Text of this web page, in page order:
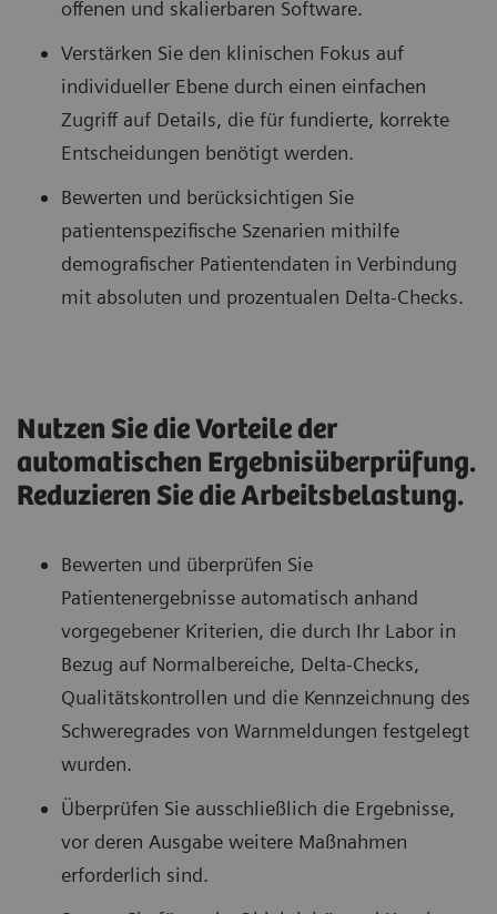
offenen und skalierbaren Software.
Verstärken Sie den klinischen Fokus auf
individueller Ebene durch einen einfachen
Zugriff auf Details, die für fundierte, korrekte
Entscheidungen benötigt werden.
Bewerten und berücksichtigen Sie
patientenspezifische Szenarien mithilfe
demografischer Patientendaten in Verbindung
mit absoluten und prozentualen Delta-Checks.
Nutzen Sie die Vorteile der
automatischen Ergebnisüberprüfung.
Reduzieren Sie die Arbeitsbelastung.
Bewerten und überprüfen Sie
Patientenergebnisse automatisch anhand
vorgegebener Kriterien, die durch Ihr Labor in
Bezug auf Normalbereiche, Delta-Checks,
Qualitätskontrollen und die Kennzeichnung des
Schweregrades von Warnmeldungen festgelegt
wurden.
Überprüfen Sie ausschließlich die Ergebnisse,
vor deren Ausgabe weitere Maßnahmen
erforderlich sind.